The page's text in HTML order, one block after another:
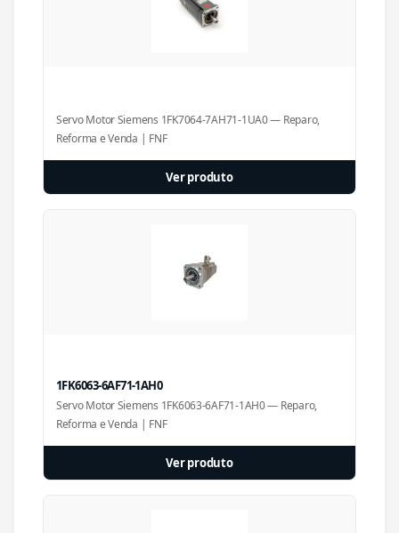
Servo Motor Siemens 1FK7064-7AH71-1UA0 — Reparo,
Reforma e Venda | FNF
Ver produto
1FK6063-6AF71-1AH0
Servo Motor Siemens 1FK6063-6AF71-1AH0 — Reparo,
Reforma e Venda | FNF
Ver produto